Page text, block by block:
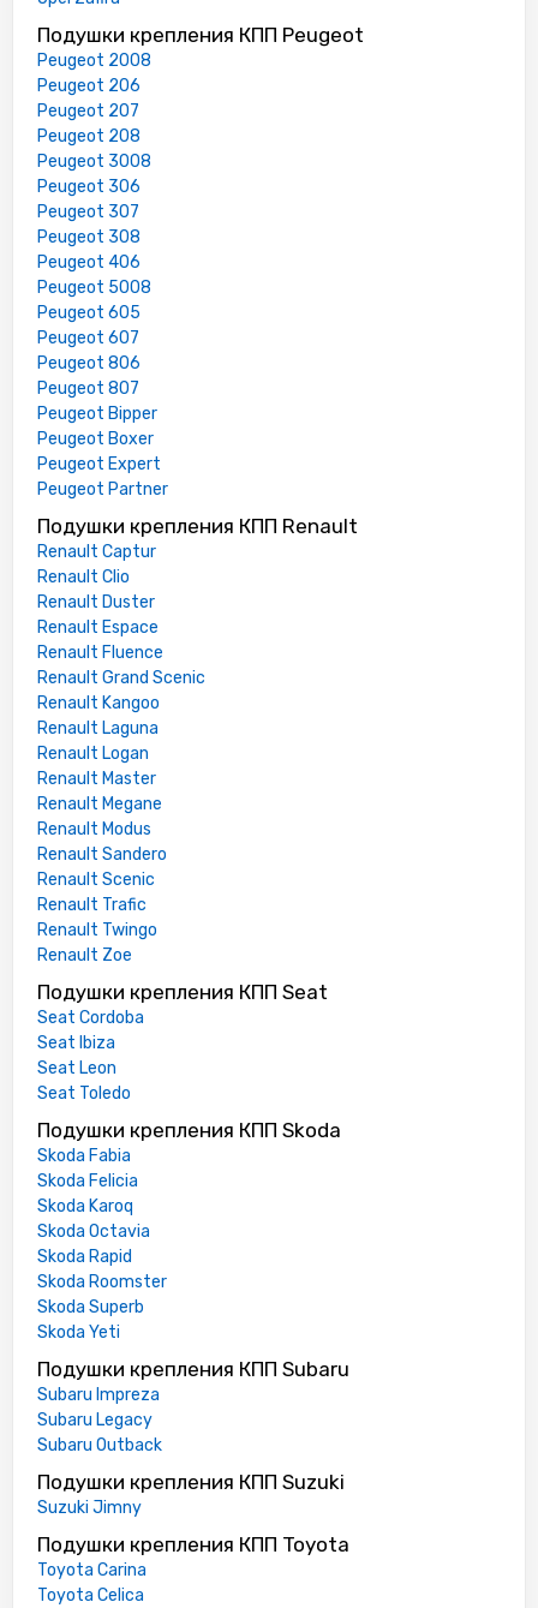
Подушки крепления КПП Peugeot
Peugeot 2008
Peugeot 206
Peugeot 207
Peugeot 208
Peugeot 3008
Peugeot 306
Peugeot 307
Peugeot 308
Peugeot 406
Peugeot 5008
Peugeot 605
Peugeot 607
Peugeot 806
Peugeot 807
Peugeot Bipper
Peugeot Boxer
Peugeot Expert
Peugeot Partner
Подушки крепления КПП Renault
Renault Captur
Renault Clio
Renault Duster
Renault Espace
Renault Fluence
Renault Grand Scenic
Renault Kangoo
Renault Laguna
Renault Logan
Renault Master
Renault Megane
Renault Modus
Renault Sandero
Renault Scenic
Renault Trafic
Renault Twingo
Renault Zoe
Подушки крепления КПП Seat
Seat Cordoba
Seat Ibiza
Seat Leon
Seat Toledo
Подушки крепления КПП Skoda
Skoda Fabia
Skoda Felicia
Skoda Karoq
Skoda Octavia
Skoda Rapid
Skoda Roomster
Skoda Superb
Skoda Yeti
Подушки крепления КПП Subaru
Subaru Impreza
Subaru Legacy
Subaru Outback
Подушки крепления КПП Suzuki
Suzuki Jimny
Подушки крепления КПП Toyota
Toyota Carina
Toyota Celica